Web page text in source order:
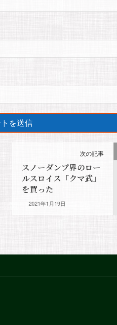
次の記事
スノーダンプ界のロー
ルスロイス「クマ武」
を買った
2021年1月19日